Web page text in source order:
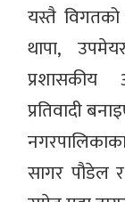
यस्तै
थापा,
प्रतिवादी
सागर पौडेल